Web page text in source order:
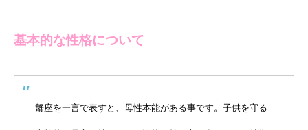
基本的な性格について
蟹座を一言で表すと、母性本能がある事です。子供を守る